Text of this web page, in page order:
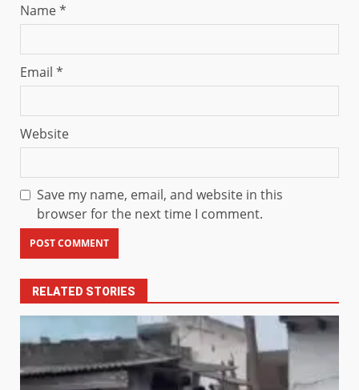
Name*
Email *
Website
Save my name, email, and website in this
browser for the next time I comment.
RELATED STORIES